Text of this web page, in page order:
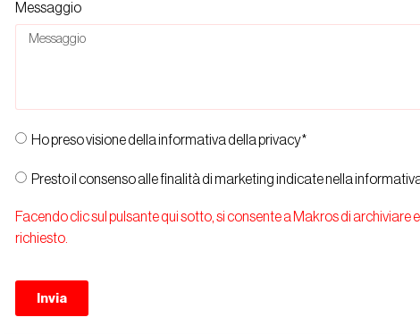
Messaggio
Ho preso visione della informativa della privacy*
Presto il consenso alle finalità di marketing indicate nella
Facendo clic sul pulsante qui sotto, si consente a Makros di
richiesto.
Invia